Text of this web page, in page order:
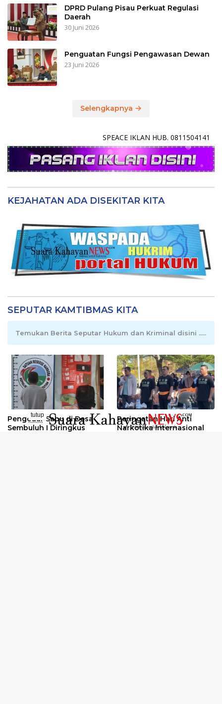
DPRD Pulang Pisau Perkuat Regulasi
Daerah
30 Juni 2026
Penguatan Fungsi Pengawasan Dewan
23 Juni 2026
Selengkapnya
SPEACE IKLAN HUB. 0811504141
KEJAHATAN ADA DISEKITAR KITA
SEPUTAR KAMTIBMAS KITA
Temukan Berita Seputar Hukum dan Kriminal disini .....
Pengedar Sabu di Desa
Sembuluh I Diringkus
Peringatan Hari Anti
Narkotika Internasional
tutup
..........